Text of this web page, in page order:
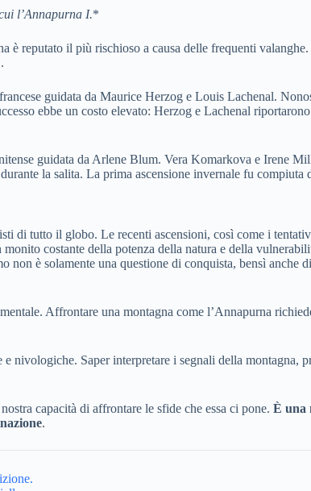
l’Annapurna I.*
è reputato il più rischioso a causa delle frequenti valanghe.
.
guidata da Maurice Herzog e Louis Lachenal.
ebbe un costo elevato: Herzog e Lachenal
guidata da Arlene Blum. Vera Komarkova e Irene
la salita. La prima ascensione invernale fu
di tutto il globo. Le recenti ascensioni, così come i
costante della potenza della natura e della
è solamente una questione di conquista, bensì anche
Affrontare una montagna come l’Annapurna
nivologiche. Saper interpretare i segnali della
capacità di affrontare le sfide che essa ci pone. È una
.